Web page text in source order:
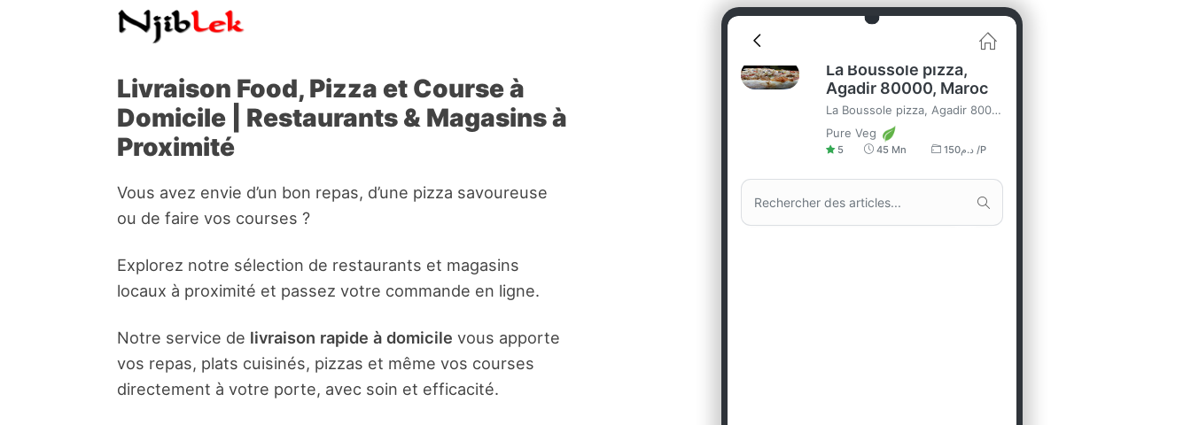
Livraison Food, Pizza et Course à
Domicile | Restaurants & Magasins à
Proximité
Vous avez envie d’un bon repas, d’une pizza savoureuse
ou de faire vos courses ?
Explorez notre sélection de restaurants et magasins
locaux à proximité et passez votre commande en ligne.
Notre service de livraison rapide à domicile vous apporte
vos repas, plats cuisinés, pizzas et même vos courses
directement à votre porte, avec soin et efficacité.